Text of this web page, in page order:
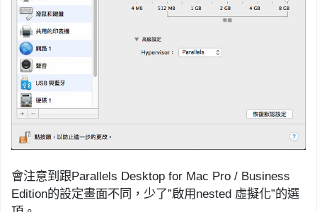
會注意到跟Parallels Desktop for Mac Pro / Business
Edition的設定畫面不同，少了”啟用nested 虛擬化”的選